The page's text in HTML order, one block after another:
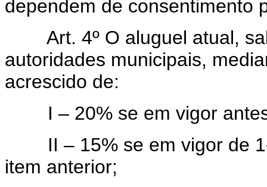
dependem de consentimento
Art. 4º O aluguel atual,
autoridades municipais,
acrescido de:
I – 20% se em vigor antes
II – 15% se em vigor de 1-
item anterior;